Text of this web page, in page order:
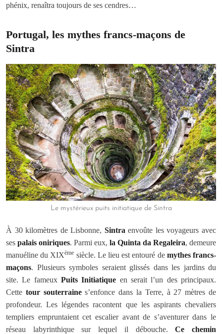
phénix, renaîtra toujours de ses cendres…
Portugal, les mythes francs-maçons de
Sintra
Le mystérieux puits initiatique de Sintra
À 30 kilomètres de Lisbonne, Sintra envoûte les voyageurs avec
ses palais oniriques. Parmi eux, la Quinta da Regaleira, demeure
manuéline du XIXème siècle. Le lieu est entouré de mythes francs-
maçons. Plusieurs symboles seraient glissés dans les jardins du
site. Le fameux Puits Initiatique en serait l’un des principaux.
Cette tour souterraines’enfonce dans la Terre, à 27 mètres de
profondeur. Les légendes racontent que les aspirants chevaliers
templiers empruntaient cet escalier avant de s’aventurer dans le
réseau labyrinthique sur lequel il débouche.Ce chemin